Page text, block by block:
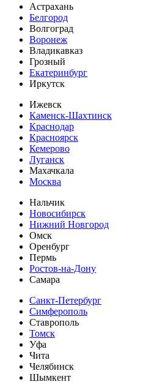
Астрахань
Белгород
Волгоград
Воронеж
Владикавказ
Грозный
Екатеринбург
Иркутск
Ижевск
Каменск-Шахтинск
Краснодар
Красноярск
Кемерово
Луганск
Махачкала
Москва
Нальчик
Новосибирск
Нижний Новгород
Омск
Оренбург
Пермь
Ростов-на-Дону
Самара
Санкт-Петербург
Симферополь
Ставрополь
Томск
Уфа
Чита
Челябинск
Шымкент